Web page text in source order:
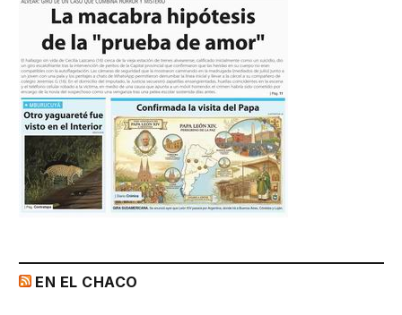
EN EL CHACO